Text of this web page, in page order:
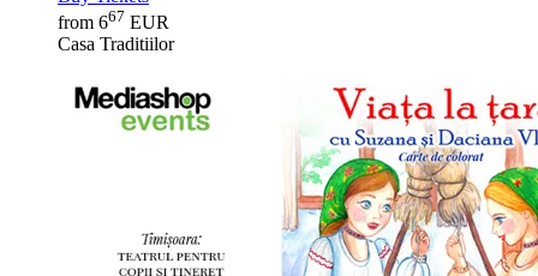
from 667 EUR
Casa Traditiilor